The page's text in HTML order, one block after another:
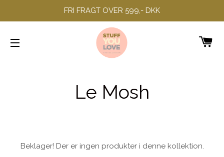
FRI FRAGT OVER 599,- DKK
Le Mosh
Beklager! Der er ingen produkter i denne kollektion.